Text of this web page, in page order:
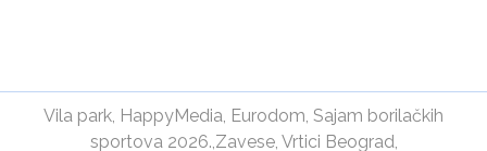
Vila park HappyMedia Eurodom Sajam borilačkih
sportova 2026. Zavese, Vrtici Beograd